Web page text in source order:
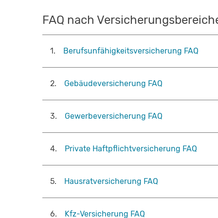
FAQ nach
1. Berufsunfähigkeitsversicherung FAQ
2. Gebäudeversicherung FAQ
3. Gewerbeversicherung FAQ
4. Private Haftpflichtversicherung FAQ
5. Hausratversicherung FAQ
6. Kfz-Versicherung FAQ